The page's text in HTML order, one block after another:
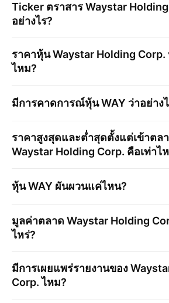
Ticker ตราสารWaystar
อย่างไร?
ราคาหุ้นWaystar Holding Corp.
ไหม?
มีการคาดการณ์หุ้นWAY ว่าอย่าง
ราคาสูงสุดและต่ำสุดตั้งแต่เข้าตล
Waystar Holding Corp. คือเท่าไ
หุ้นWAY ผันผวนแค่ไหน?
มูลค่าตลาด Waystar Holding
ไหร่?
มีการเผยแพร่รายงานของ
Corp.ไหม?